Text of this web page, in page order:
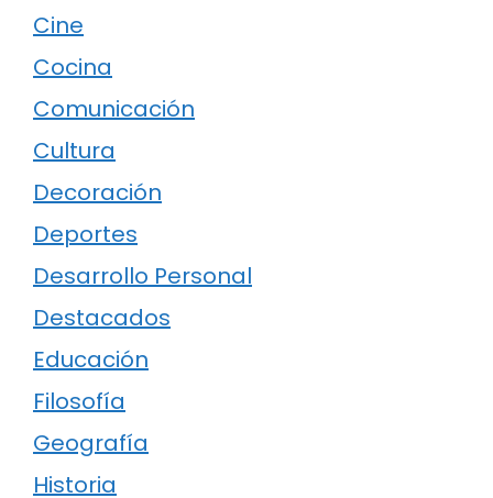
Cine
Cocina
Comunicación
Cultura
Decoración
Deportes
Desarrollo Personal
Destacados
Educación
Filosofía
Geografía
Historia